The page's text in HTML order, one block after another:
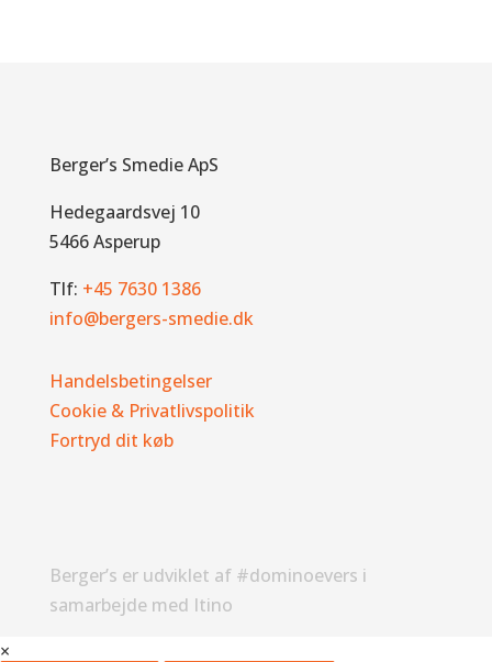
Berger’s Smedie ApS
Hedegaardsvej 10
5466 Asperup
Tlf: +45 7630 1386
info@bergers-smedie.dk
Handelsbetingelser
Cookie & Privatlivspolitik
Fortryd dit køb
Berger’s er udviklet af #dominoevers i
samarbejde med Itino
×